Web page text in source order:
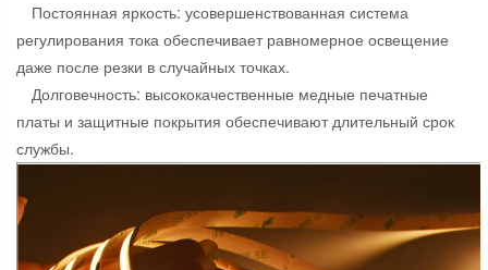
Постоянная яркость: усовершенствованная система
регулирования тока обеспечивает равномерное освещение
даже после резки в случайных точках.
Долговечность: высококачественные медные печатные
платы и защитные покрытия обеспечивают длительный срок
службы.